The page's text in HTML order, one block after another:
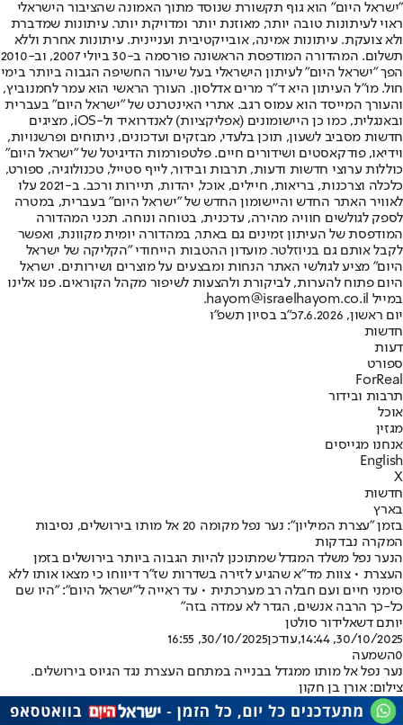
"ישראל היום" הוא גוף תקשורת שנוסד מתוך האמונה שהציבור הישראלי
ראוי לעיתונות טובה יותר, מאוזנת יותר ומדויקת יותר. עיתונות שמדברת
ולא צועקת. עיתונות אמינה, אובייקטיבית ועניינית. עיתונות אחרת וללא
תשלום. המהדורה המודפסת הראשונה פורסמה ב-30 ביולי 2007, וב-2010
הפך "ישראל היום" לעיתון הישראלי בעל שיעור החשיפה הגבוה ביותר בימי
חול. מו"ל העיתון היא ד"ר מרים אדלסון. העורך הראשי הוא עמר לחמנוביץ,
והעורך המייסד הוא עמוס רגב. אתרי האינטרנט של "ישראל היום" בעברית
ובאנגלית, כמו כן היישומונים (אפליקציות) לאנדרואיד ול-iOS, מציגים
חדשות מסביב לשעון, תוכן בלעדי, מבזקים ועדכונים, ניתוחים ופרשנויות,
וידיאו, פודקאסטים ושידורים חיים. פלטפורמות הדיגיטל של "ישראל היום"
כוללות ערוצי חדשות ודעות, תרבות ובידור, לייף סטייל, טכנולוגיה, ספורט,
כלכלה וצרכנות, בריאות, חיילים, אוכל, יהדות, תיירות ורכב. ב-2021 עלו
לאוויר האתר החדש והיישומון החדש של "ישראל היום" בעברית, במטרה
לספק לגולשים חוויה מהירה, עדכנית, בטוחה ונוחה. תכני המהדורה
המודפסת של העיתון זמינים גם באתר, במהדורה יומית מקוונת, ואפשר
לקבל אותם גם בניוזלטר. מועדון ההטבות הייחודי "הקליקה של ישראל
היום" מציע לגולשי האתר הנחות ומבצעים על מוצרים ושירותים. ישראל
היום פתוח להערות, לביקורת ולהצעות לשיפור מקהל הקוראים. פנו אלינו
במייל hayom@israelhayom.co.il.
יום ראשון, 7.6.2026
כ"ב בסיון תשפ"ו
חדשות
דעות
ספורט
ForReal
תרבות ובידור
אוכל
מגזין
אנחנו מגייסים
English
X
חדשות
בארץ
בזמן "עצרת המיליון": נער נפל מקומה 20 אל מותו בירושלים, נסיבות
המקרה נבדקות
הנער נפל משלד המגדל שמתוכנן להיות הגבוה ביותר בירושלים בזמן
העצרת • צוות מד"א שהגיע לזירה בשדרות שז"ר דיווחו כי מצאו אותו ללא
סימני חיים ועם חבלה רב מערכתית • עד ראייה ל"ישראל היום": "היו שם
כל-כך הרבה אנשים, הגדר לא עמדה בזה"
יותם דשאלידור סולטן
30/10/2025, 14:44
,עודכן30/10/2025, 16:55
0השמעה
נער נפל אל מותו ממגדל בבנייה במתחם העצרת נגד הגיוס בירושלים.
צילום: אורן בן חקון